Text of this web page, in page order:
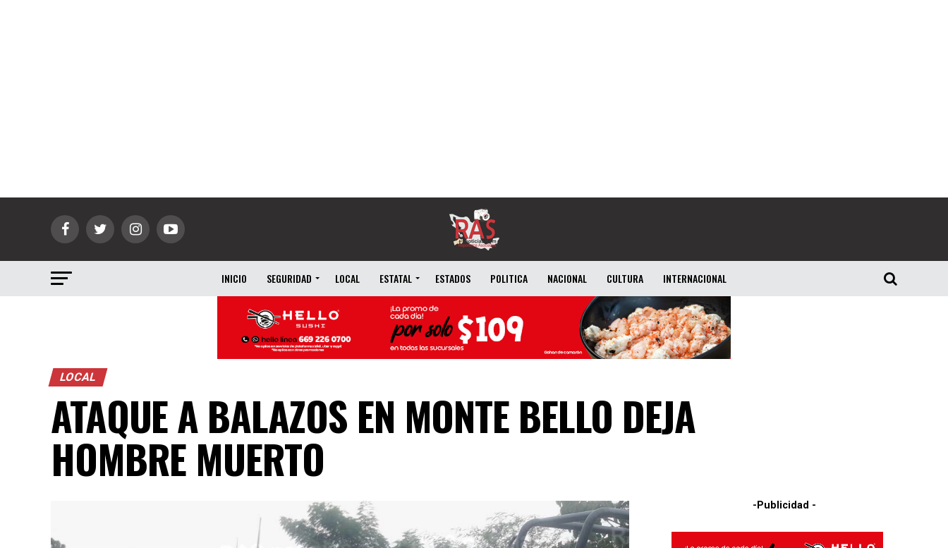
INICIO SEGURIDAD LOCAL ESTATAL ESTADOS POLITICA NACIONAL CULTURA INTERNACIONAL
LOCAL
ATAQUE A BALAZOS EN MONTE BELLO DEJA
HOMBRE MUERTO
-Publicidad -